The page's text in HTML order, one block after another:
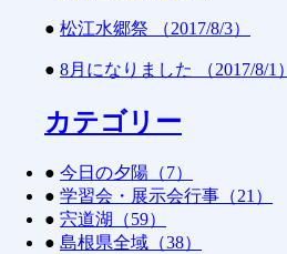
● 松江水郷祭 （2017/8/3）
● 8月になりました （2017/8/1）
カテゴリー
● 今日の夕陽（7）
● 学習会・展示会行事（21）
● 宍道湖（59）
● 島根県全域（38）